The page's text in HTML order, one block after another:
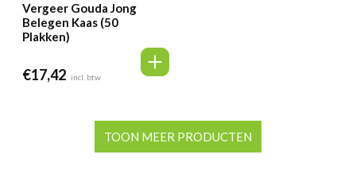
Vergeer Gouda Jong
Belegen Kaas (50
Plakken)
€17,42 incl. btw
TOON MEER PRODUCTEN